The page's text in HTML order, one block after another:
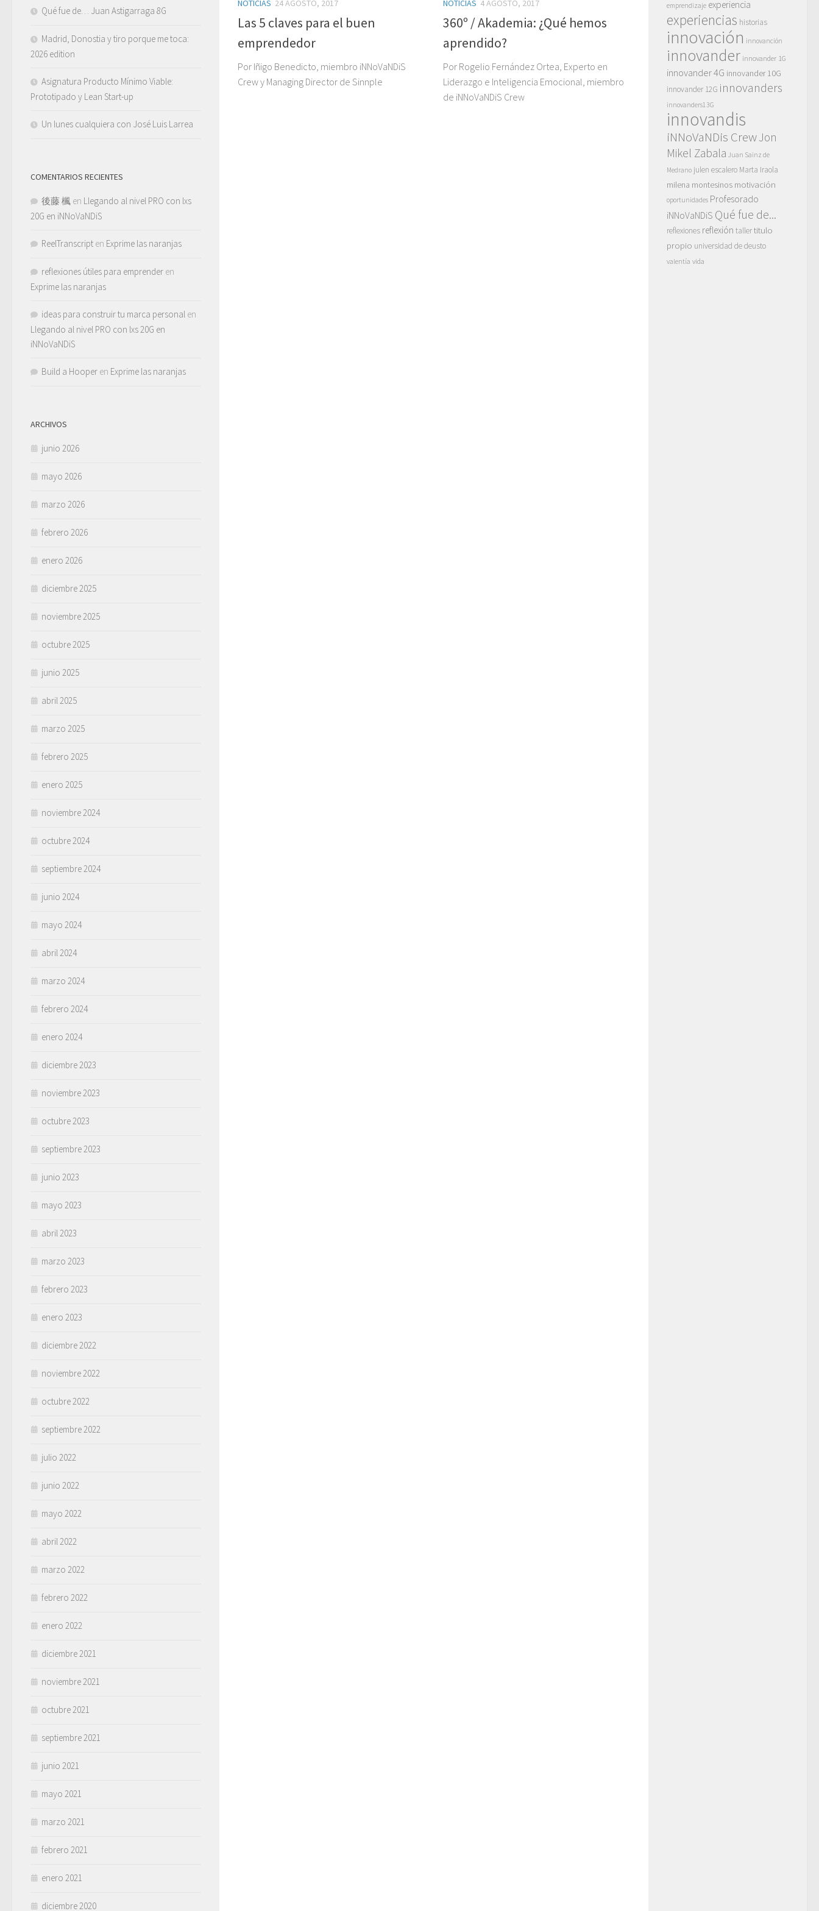
NOTICIAS 24 AGOSTO, 2017
Las 5 claves para el buen
emprendedor
Por Iñigo Benedicto, miembro iNNoVaNDiS
Crew y Managing Director de Sinnple
NOTICIAS 4 AGOSTO, 2017
360º / Akademia: ¿Qué hemos
aprendido?
Por Rogelio Fernández Ortea, Experto en
Liderazgo e Inteligencia Emocional, miembro
de iNNoVaNDiS Crew
Qué fue de… Juan Astigarraga 8G
Madrid, Donostia y tiro porque me toca:
2026 edition
Asignatura Producto Mínimo Viable:
Prototipado y Lean Start-up
Un lunes cualquiera con José Luis Larrea
COMENTARIOS RECIENTES
後藤 楓 en Llegando al nivel PRO con lxs
20G en iNNoVaNDiS
ReelTranscript en Exprime las naranjas
reflexiones útiles para emprender en
Exprime las naranjas
ideas para construir tu marca personal en
Llegando al nivel PRO con lxs 20G en
iNNoVaNDiS
Build a Hooper en Exprime las naranjas
ARCHIVOS
junio 2026
mayo 2026
marzo 2026
febrero 2026
enero 2026
diciembre 2025
noviembre 2025
octubre 2025
junio 2025
abril 2025
marzo 2025
febrero 2025
enero 2025
noviembre 2024
octubre 2024
septiembre 2024
junio 2024
mayo 2024
abril 2024
marzo 2024
febrero 2024
enero 2024
diciembre 2023
noviembre 2023
octubre 2023
septiembre 2023
junio 2023
mayo 2023
abril 2023
marzo 2023
febrero 2023
enero 2023
diciembre 2022
noviembre 2022
octubre 2022
septiembre 2022
julio 2022
junio 2022
mayo 2022
abril 2022
marzo 2022
febrero 2022
enero 2022
diciembre 2021
noviembre 2021
octubre 2021
septiembre 2021
junio 2021
mayo 2021
marzo 2021
febrero 2021
enero 2021
diciembre 2020
emprendizaje experiencia
experiencias historias
innovación innovanción
innovander innovander 1G
innovander 4G innovander 10G
innovander 12G innovanders
innovanders13G
innovandis
iNNoVaNDis CrewJon
Mikel Zabala Juan Sainz de
Medrano julen escalero Marta Iraola
milena montesinos motivación
oportunidades Profesorado
iNNoVaNDiS Qué fue de...
reflexiones reflexión tallertitulo
propio universidad de deusto
valentía vida